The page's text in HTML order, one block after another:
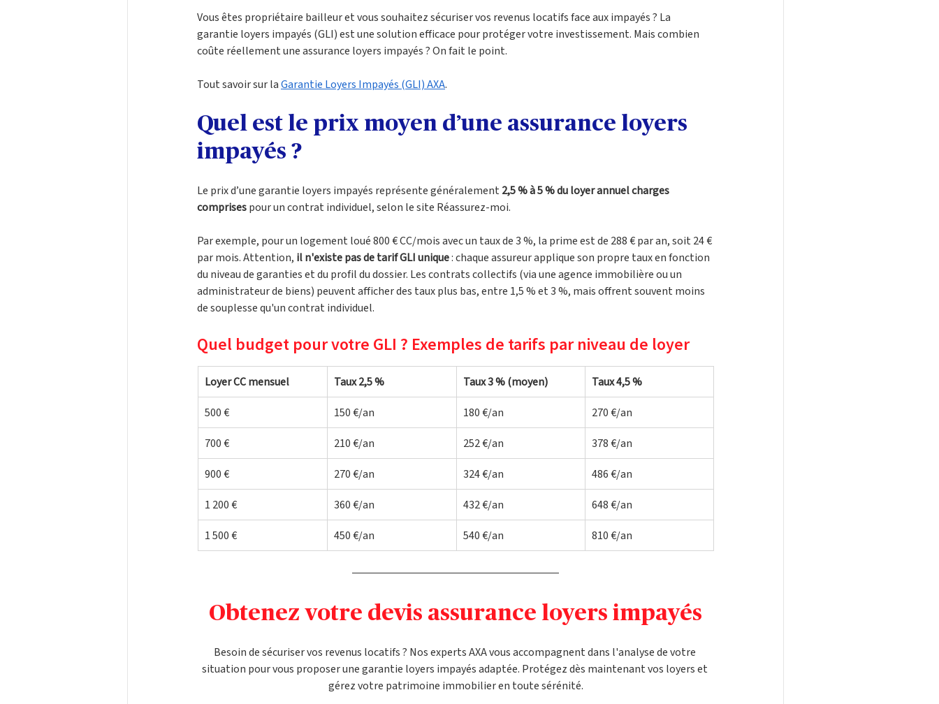
Vous êtes propriétaire bailleur et vous souhaitez sécuriser vos revenus locatifs face aux impayés ? La
garantie loyers impayés (GLI) est une solution efficace pour protéger votre investissement. Mais combien
coûte réellement une assurance loyers impayés ? On fait le point.
Tout savoir sur la Garantie Loyers Impayés (GLI) AXA.
Quel est le prix moyen d’une assurance loyers
impayés ?
Le prix d’une garantie loyers impayés représente généralement 2,5 % à 5 % du loyer annuel charges
comprises pour un contrat individuel, selon le site Réassurez-moi.
Par exemple, pour un logement loué 800 € CC/mois avec un taux de 3 %, la prime est de 288 € par an, soit 24 €
par mois. Attention, il n'existe pas de tarif GLI unique : chaque assureur applique son propre taux en fonction
du niveau de garanties et du profil du dossier. Les contrats collectifs (via une agence immobilière ou un
administrateur de biens) peuvent afficher des taux plus bas, entre 1,5 % et 3 %, mais offrent souvent moins
de souplesse qu'un contrat individuel.
Quel budget pour votre GLI ? Exemples de tarifs par niveau de loyer
Loyer CC mensuel Taux 2,5 % Taux 3 % (moyen)
Taux 4,5 %
500 €
150 €/an 180 €/an
270 €/an
700 €
210 €/an 252 €/an
378 €/an
900 €
270 €/an 324 €/an
486 €/an
1 200 €
360 €/an 432 €/an
648 €/an
1 500 €
450 €/an 540 €/an 810 €/an
Obtenez votre devis assurance loyers impayés
Besoin de sécuriser vos revenus locatifs ? Nos experts AXA vous accompagnent dans l'analyse de votre
situation pour vous proposer une garantie loyers impayés adaptée. Protégez dès maintenant vos loyers et
gérez votre patrimoine immobilier en toute sérénité.